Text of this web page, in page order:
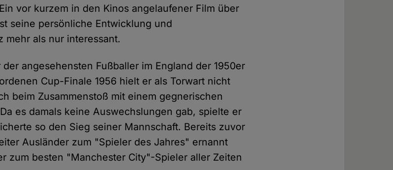
vor kurzem in den Kinos angelaufener Film über
seine persönliche Entwicklung und
mehr als nur interessant.
angesehensten Fußballer im England der 1950er
Cup-Finale 1956 hielt er als Torwart nicht
beim Zusammenstoß mit einem gegnerischen
es damals keine Auswechslungen gab, spielte er
so den Sieg seiner Mannschaft. Bereits zuvor
Ausländer zum "Spieler des Jahres" ernannt
zum besten "Manchester City"-Spieler aller Zeiten